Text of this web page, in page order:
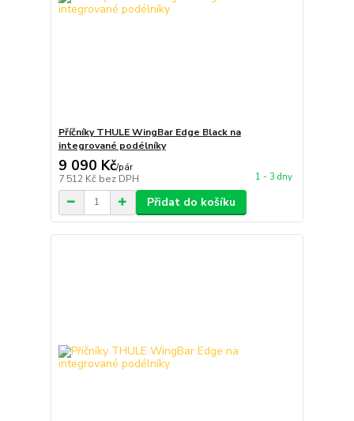
Příčníky THULE WingBar Edge Black na
integrované podélníky
9 090 Kč/pár
7 512 Kč bez DPH 1 - 3 dny
Přidat do košíku